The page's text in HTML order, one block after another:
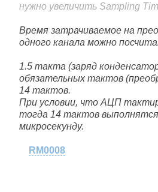
нужно увеличить Sampling
Время затрачиваемое на
одного канала можно
1.5 такта (заряд
обязательных тактов
14 тактов.
При условии, что АЦП
тогда 14 тактов выполнятся
микросекунду.
RM0008